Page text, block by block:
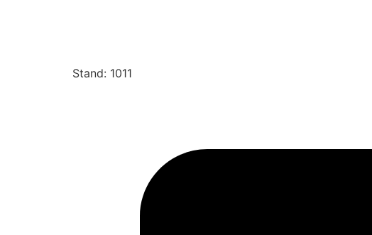
Stand: 1011